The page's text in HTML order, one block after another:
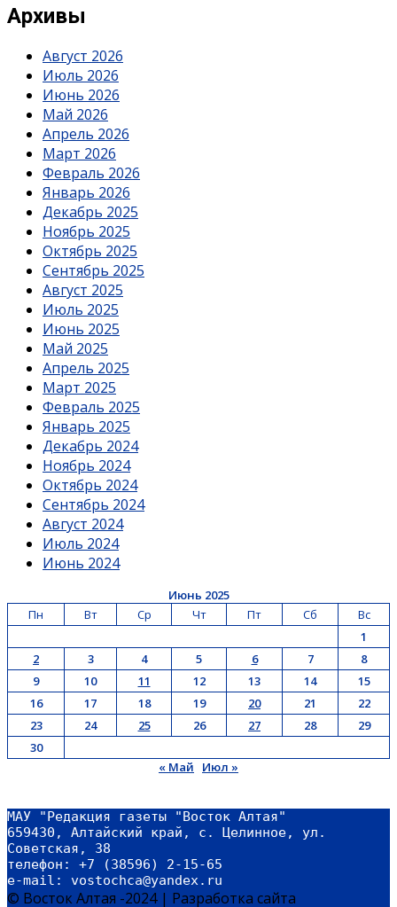
Архивы
Август 2026
Июль 2026
Июнь 2026
Май 2026
Апрель 2026
Март 2026
Февраль 2026
Январь 2026
Декабрь 2025
Ноябрь 2025
Октябрь 2025
Сентябрь 2025
Август 2025
Июль 2025
Июнь 2025
Май 2025
Апрель 2025
Март 2025
Февраль 2025
Январь 2025
Декабрь 2024
Ноябрь 2024
Октябрь 2024
Сентябрь 2024
Август 2024
Июль 2024
Июнь 2024
Июнь 2025
Пн
Вт Ср Чт Пт Сб
Вс
1
2
3 4 5 6 7
8
9
10 11 12 13 14
15
16
17 18 19 20 21
22
23
24 25 26 27 28
29
30
« Май
Июл »
МАУ "Редакция газеты "Восток Алтая"
659430, Алтайский край, с. Целинное, ул.
Советская, 38
телефон: +7 (38596) 2-15-65
e-mail: vostochca@yandex.ru
© Восток Алтая -2024 | Разработка сайта